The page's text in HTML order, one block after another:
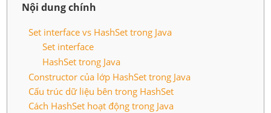
Nội dung chính
Set interface vs HashSet trong Java
Set interface
HashSet trong Java
Constructor của lớp HashSet trong Java
Cấu trúc dữ liệu bên trong HashSet
Cách HashSet hoạt động trong Java